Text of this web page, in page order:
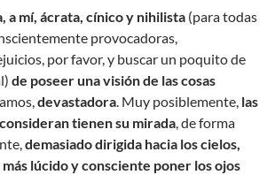
a mí, ácrata, cínico y nihilista (para todas
provocadoras,
por favor, y buscar un poquito de
de poseer una visión de las cosas
devastadora. Muy posiblemente, las
tienen su mirada, de forma
demasiado dirigida hacia los cielos,
lúcido y consciente poner los ojos